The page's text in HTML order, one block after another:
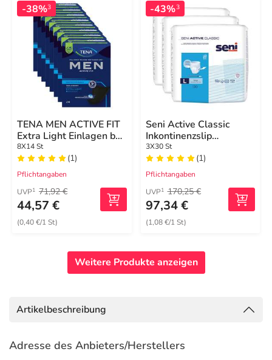
-38%3
TENA MEN ACTIVE FIT
Extra Light Einlagen bei
Inkontinenz
8X14 St
(1)
Pflichtangaben
UVP1 71,92 €
44,57 €
(0,40 €/1 St)
-43%3
Seni Active Classic
Inkontinenzslip
Einm.large
3X30 St
(1)
Pflichtangaben
UVP1 170,25 €
97,34 €
(1,08 €/1 St)
Weitere Produkte anzeigen
Artikelbeschreibung
Adresse des Anbieters/Herstellers